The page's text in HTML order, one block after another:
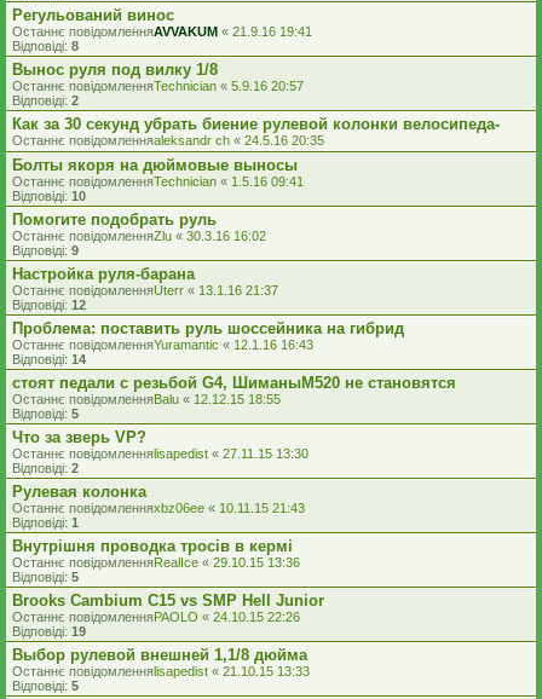
Регульований винос
Останнє повідомленняAVVAKUM « 21.9.16 19:41
Відповіді: 8
Вынос руля под вилку 1/8
Останнє повідомленняTechnician « 5.9.16 20:57
Відповіді: 2
Как за 30 секунд убрать биение рулевой колонки велосипеда-
Останнє повідомленняaleksandr ch « 24.5.16 20:35
Болты якоря на дюймовые выносы
Останнє повідомленняTechnician « 1.5.16 09:41
Відповіді: 10
Помогите подобрать руль
Останнє повідомленняZlu « 30.3.16 16:02
Відповіді: 9
Настройка руля-барана
Останнє повідомленняUterr « 13.1.16 21:37
Відповіді: 12
Проблема: поставить руль шоссейника на гибрид
Останнє повідомленняYuramantic « 12.1.16 16:43
Відповіді: 14
стоят педали с резьбой G4, ШиманыМ520 не становятся
Останнє повідомленняBalu « 12.12.15 18:55
Відповіді: 5
Что за зверь VP?
Останнє повідомленняlisapedist « 27.11.15 13:30
Відповіді: 2
Рулевая колонка
Останнє повідомленняxbz06ee « 10.11.15 21:43
Відповіді: 1
Внутрішня проводка тросів в кермі
Останнє повідомленняRealIce « 29.10.15 13:36
Відповіді: 5
Brooks Cambium C15 vs SMP Hell Junior
Останнє повідомленняPAOLO « 24.10.15 22:26
Відповіді: 19
Выбор рулевой внешней 1,1/8 дюйма
Останнє повідомленняlisapedist « 21.10.15 13:33
Відповіді: 5